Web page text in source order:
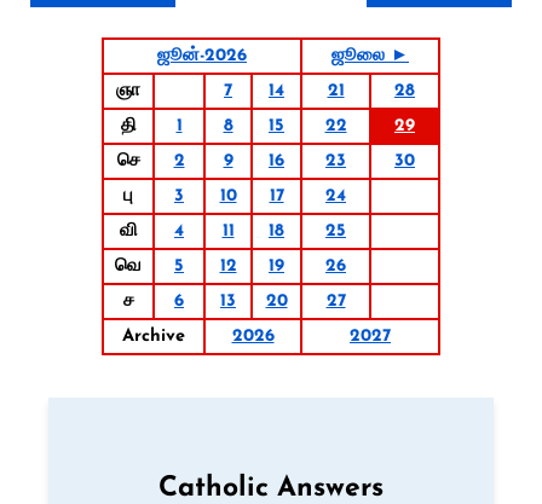
ஜூன்-2026
ஜூலை ►
ஞா
7 14 21
28
தி
1 8 15 22
29
செ
2 9 16 23
30
பு
3 10 17
24
வி
4 11 18
25
வெ
5 12 19
26
ச
6 13 20
27
Archive
2026 2027
Catholic Answers